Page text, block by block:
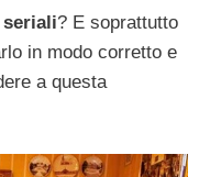
? E soprattutto
in modo corretto e
a questa